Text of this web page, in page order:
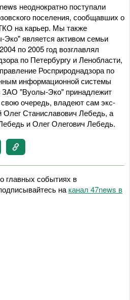
неоднократно поступали
поселения, сообщавших о
на карьер. Мы также
является активом семьи
по 2005 год возглавлял
по Петербургу и Ленобласти,
Росприроднадзора по
информационной системы
"Вуолы-Эко" принадлежит
очередь, владеют сам экс-
Олег Станиславович Лебедь, а
и Олег Олегович Лебедь.
главных событиях в
на канал 47news в